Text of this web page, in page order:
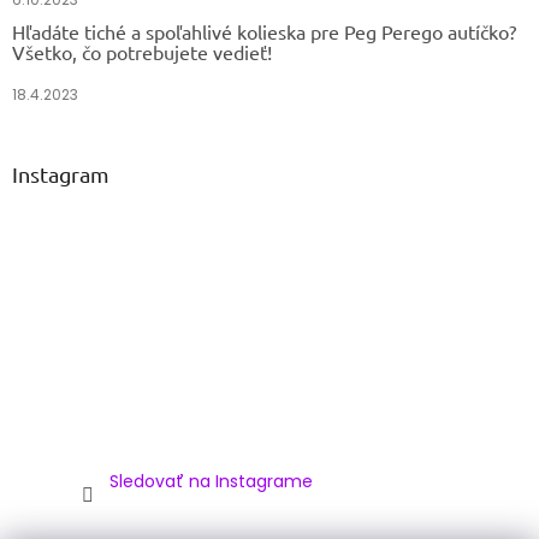
Hľadáte tiché a spoľahlivé kolieska pre Peg Perego autíčko?
Všetko, čo potrebujete vedieť!
18.4.2023
Instagram
Sledovať na Instagrame